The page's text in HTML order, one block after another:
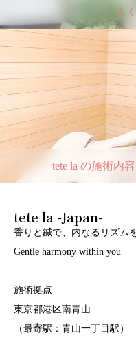
よ
tete la の施術内
tete la -Japan-
香りと鍼で、内なるリズム
Gentle harmony within you
施術拠点
東京都港区南青山
（最寄駅：青山一丁目駅）